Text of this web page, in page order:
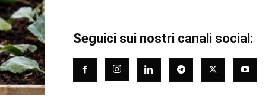
Seguici sui nostri canali social: